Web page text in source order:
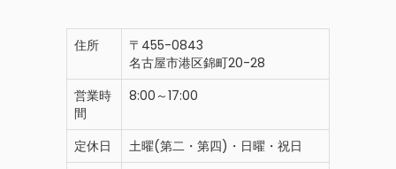
住所
〒455-0843
名古屋市港区錦町20-28
営業時
間
8:00～17:00
定休日
土曜(第二・第四)・日曜・祝日